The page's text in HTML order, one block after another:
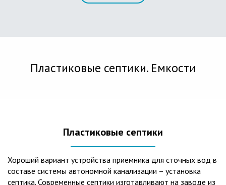
Пластиковые септики. Емкости
Пластиковые септики
Хороший вариант устройства приемника для сточных вод в
составе системы автономной канализации – установка
септика. Современные септики изготавливают на заводе из